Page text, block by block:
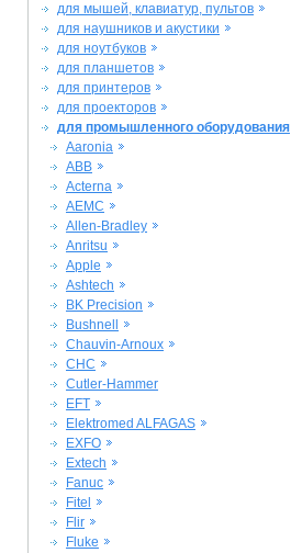
для мышей, клавиатур, пультов
для наушников и акустики
для ноутбуков
для планшетов
для принтеров
для проекторов
для промышленного оборудования
Aaronia
ABB
Acterna
AEMC
Allen-Bradley
Anritsu
Apple
Ashtech
BK Precision
Bushnell
Chauvin-Arnoux
CHC
Cutler-Hammer
EFT
Elektromed ALFAGAS
EXFO
Extech
Fanuc
Fitel
Flir
Fluke